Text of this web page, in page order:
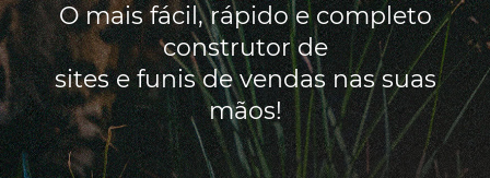
O mais fácil, rápido e completo
construtor de
sites e funis de vendas nas suas
mãos!